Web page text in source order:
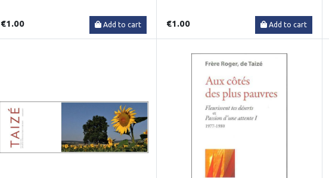
€1.00 Add to cart €1.00 Add to cart